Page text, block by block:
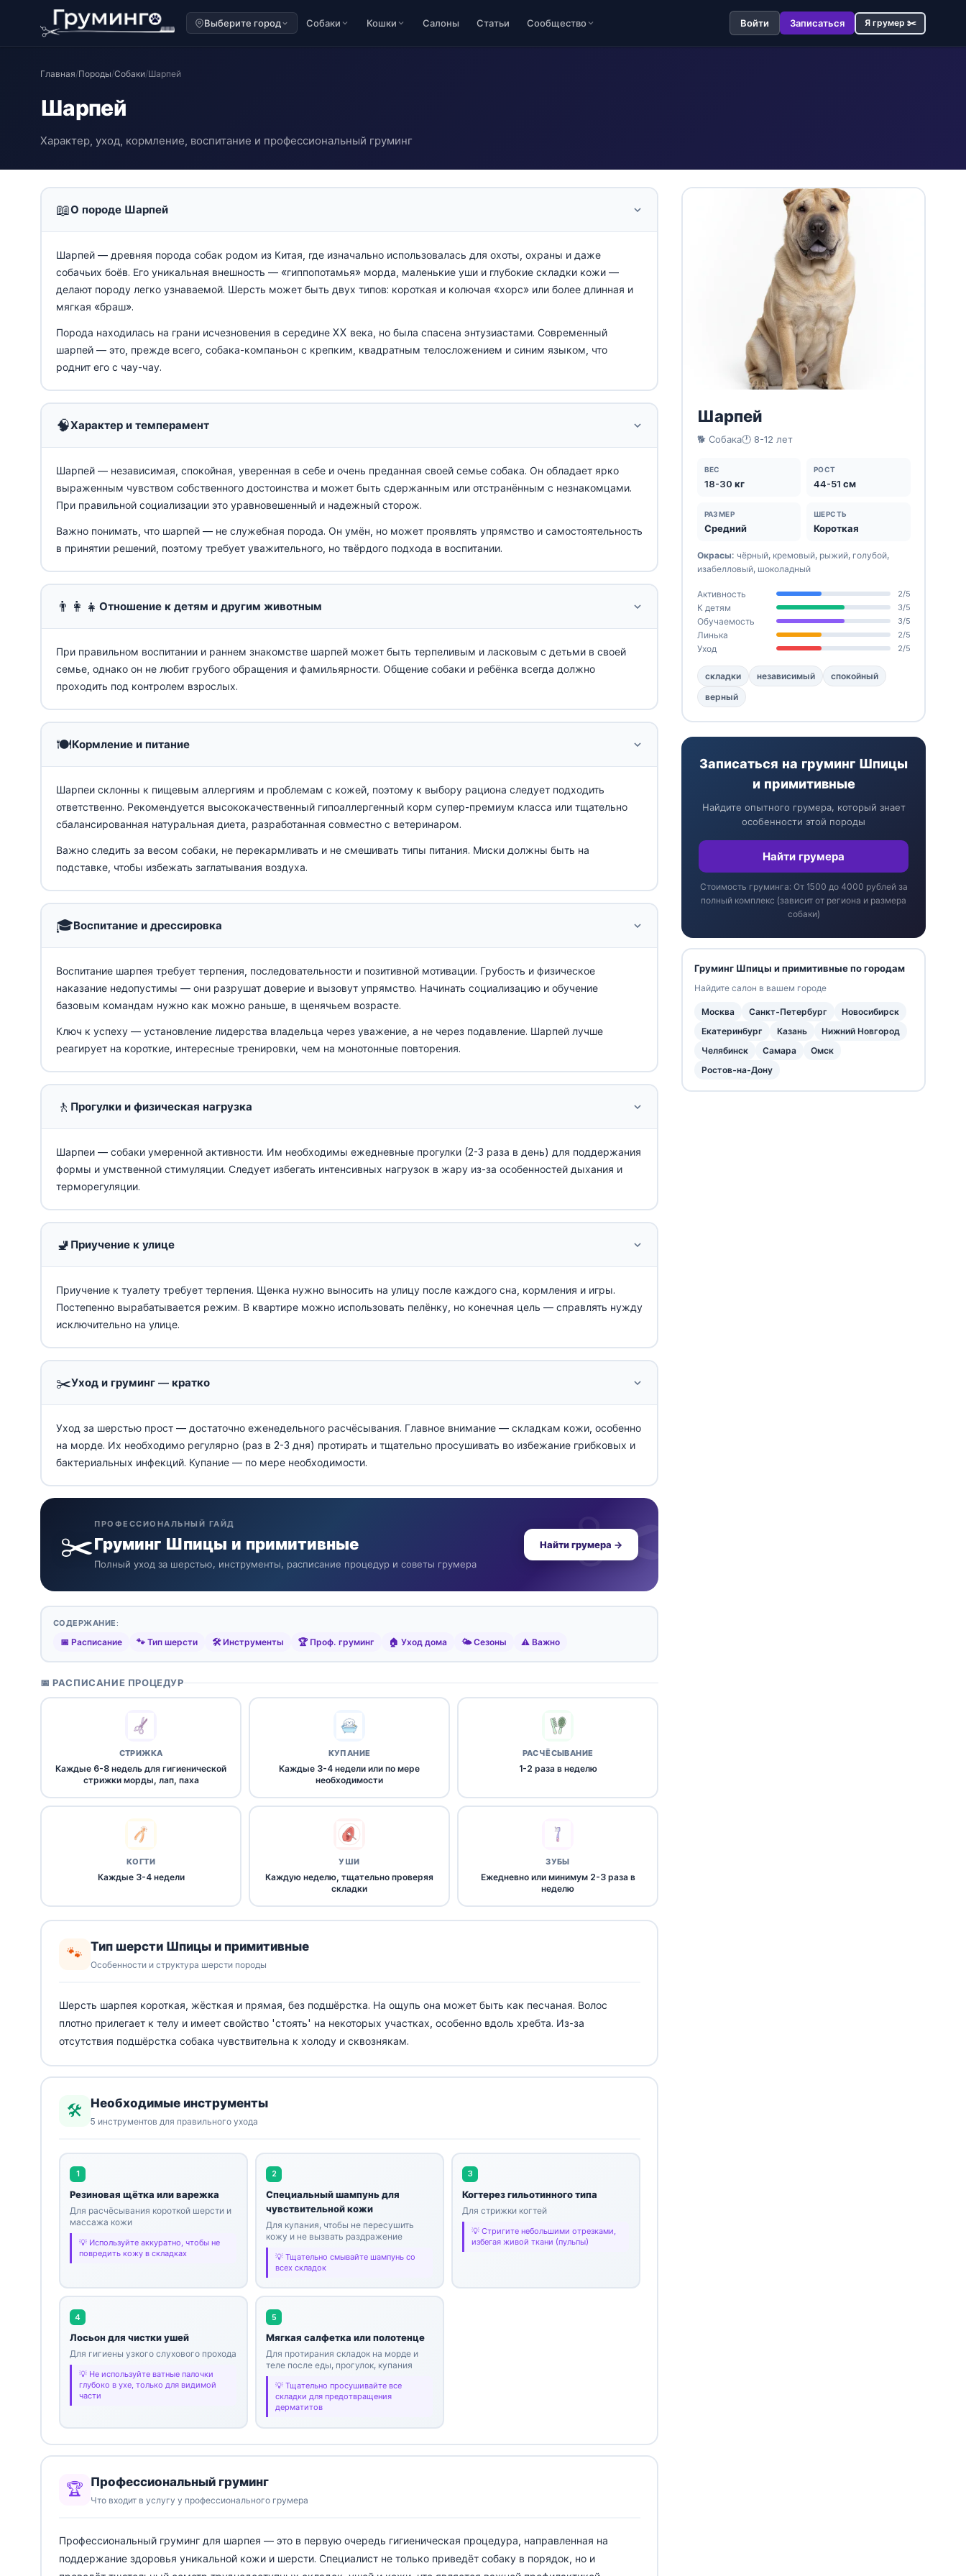
Выберите город Собаки Кошки Салоны Статьи Сообщество Войти Записаться Я грумер ✂️
Главная/Породы/Собаки/Шарпей
Шарпей
Характер, уход, кормление, воспитание и профессиональный груминг
📖О породе Шарпей
Шарпей — древняя порода собак родом из Китая, где изначально использовалась для охоты, охраны и даже
собачьих боёв. Его уникальная внешность — «гиппопотамья» морда, маленькие уши и глубокие складки кожи —
делают породу легко узнаваемой. Шерсть может быть двух типов: короткая и колючая «хорс» или более длинная и
мягкая «браш».
Порода находилась на грани исчезновения в середине XX века, но была спасена энтузиастами. Современный
шарпей — это, прежде всего, собака-компаньон с крепким, квадратным телосложением и синим языком, что
роднит его с чау-чау.
🧠Характер и темперамент
Шарпей — независимая, спокойная, уверенная в себе и очень преданная своей семье собака. Он обладает ярко
выраженным чувством собственного достоинства и может быть сдержанным или отстранённым с незнакомцами.
При правильной социализации это уравновешенный и надежный сторож.
Важно понимать, что шарпей — не служебная порода. Он умён, но может проявлять упрямство и самостоятельность
в принятии решений, поэтому требует уважительного, но твёрдого подхода в воспитании.
👨‍👩‍👧 Отношение к детям и другим животным
При правильном воспитании и раннем знакомстве шарпей может быть терпеливым и ласковым с детьми в своей
семье, однако он не любит грубого обращения и фамильярности. Общение собаки и ребёнка всегда должно
проходить под контролем взрослых.
🍽️Кормление и питание
Шарпеи склонны к пищевым аллергиям и проблемам с кожей, поэтому к выбору рациона следует подходить
ответственно. Рекомендуется высококачественный гипоаллергенный корм супер-премиум класса или тщательно
сбалансированная натуральная диета, разработанная совместно с ветеринаром.
Важно следить за весом собаки, не перекармливать и не смешивать типы питания. Миски должны быть на
подставке, чтобы избежать заглатывания воздуха.
🎓Воспитание и дрессировка
Воспитание шарпея требует терпения, последовательности и позитивной мотивации. Грубость и физическое
наказание недопустимы — они разрушат доверие и вызовут упрямство. Начинать социализацию и обучение
базовым командам нужно как можно раньше, в щенячьем возрасте.
Ключ к успеху — установление лидерства владельца через уважение, а не через подавление. Шарпей лучше
реагирует на короткие, интересные тренировки, чем на монотонные повторения.
🚶 Прогулки и физическая нагрузка
Шарпеи — собаки умеренной активности. Им необходимы ежедневные прогулки (2-3 раза в день) для поддержания
формы и умственной стимуляции. Следует избегать интенсивных нагрузок в жару из-за особенностей дыхания и
терморегуляции.
🚽 Приучение к улице
Приучение к туалету требует терпения. Щенка нужно выносить на улицу после каждого сна, кормления и игры.
Постепенно вырабатывается режим. В квартире можно использовать пелёнку, но конечная цель — справлять нужду
исключительно на улице.
✂️Уход и груминг — кратко
Уход за шерстью прост — достаточно еженедельного расчёсывания. Главное внимание — складкам кожи, особенно
на морде. Их необходимо регулярно (раз в 2-3 дня) протирать и тщательно просушивать во избежание грибковых и
бактериальных инфекций. Купание — по мере необходимости.
✂️
ПРОФЕССИОНАЛЬНЫЙ ГАЙД
Груминг Шпицы и примитивные
Полный уход за шерстью, инструменты, расписание процедур и советы грумера
Найти грумера →
СОДЕРЖАНИЕ:
📅 Расписание 🐾 Тип шерсти 🛠️ Инструменты 🏆 Проф. груминг 🏠 Уход дома 🌤️ Сезоны ⚠️ Важно
📅 РАСПИСАНИЕ ПРОЦЕДУР
СТРИЖКА
Каждые 6-8 недель для гигиенической
стрижки морды, лап, паха
КУПАНИЕ
Каждые 3-4 недели или по мере
необходимости
РАСЧЁСЫВАНИЕ
1-2 раза в неделю
КОГТИ
Каждые 3-4 недели
УШИ
Каждую неделю, тщательно проверяя
складки
ЗУБЫ
Ежедневно или минимум 2-3 раза в
неделю
🐾 Тип шерсти Шпицы и примитивные
Особенности и структура шерсти породы
Шерсть шарпея короткая, жёсткая и прямая, без подшёрстка. На ощупь она может быть как песчаная. Волос
плотно прилегает к телу и имеет свойство 'стоять' на некоторых участках, особенно вдоль хребта. Из-за
отсутствия подшёрстка собака чувствительна к холоду и сквознякам.
🛠️ Необходимые инструменты
5 инструментов для правильного ухода
1
Резиновая щётка или варежка
Для расчёсывания короткой шерсти и
массажа кожи
Используйте аккуратно, чтобы не
повредить кожу в складках
2
Специальный шампунь для
чувствительной кожи
Для купания, чтобы не пересушить
кожу и не вызвать раздражение
Тщательно смывайте шампунь со
всех складок
3
Когтерез гильотинного типа
Для стрижки когтей
Стригите небольшими отрезками,
избегая живой ткани (пульпы)
4
Лосьон для чистки ушей
Для гигиены узкого слухового прохода
Не используйте ватные палочки
глубоко в ухе, только для видимой
части
5
Мягкая салфетка или полотенце
Для протирания складок на морде и
теле после еды, прогулок, купания
Тщательно просушивайте все
складки для предотвращения
дерматитов
🏆 Профессиональный груминг
Что входит в услугу у профессионального грумера
Профессиональный груминг для шарпея — это в первую очередь гигиеническая процедура, направленная на
поддержание здоровья уникальной кожи и шерсти. Специалист не только приведёт собаку в порядок, но и
Шарпей
🐕 Собака🕐 8-12 лет
ВЕС
18-30 кг
РОСТ
44-51 см
РАЗМЕР
Средний
ШЕРСТЬ
Короткая
Окрасы: чёрный, кремовый, рыжий, голубой,
изабелловый, шоколадный
Активность 2/5
К детям 3/5
Обучаемость 3/5
Линька 2/5
Уход 2/5
складки независимый
спокойный
верный
Записаться на груминг Шпицы
и примитивные
Найдите опытного грумера, который знает
особенности этой породы
Найти грумера
Стоимость груминга: От 1500 до 4000 рублей за
полный комплекс (зависит от региона и размера
собаки)
Груминг Шпицы и примитивные по городам
Найдите салон в вашем городе
Москва Санкт-Петербург
Новосибирск
Екатеринбург
Казань
Нижний Новгород
Челябинск
Самара
Омск
Ростов-на-Дону